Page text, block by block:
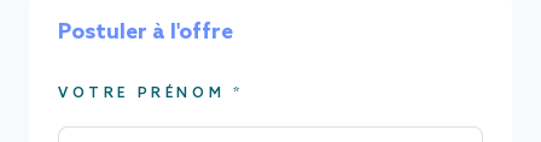
Postuler à l'offre
VOTRE PRÉNOM *